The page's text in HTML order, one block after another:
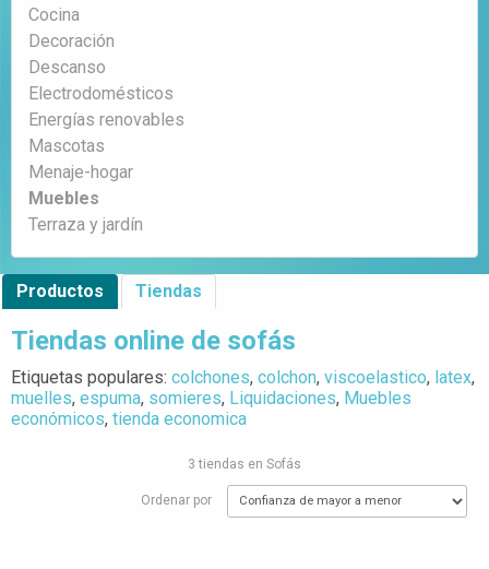
Cocina
Decoración
Descanso
Electrodomésticos
Energías renovables
Mascotas
Menaje-hogar
Muebles
Terraza y jardín
Productos Tiendas
Tiendas online de sofás
Etiquetas populares: colchones, colchon, viscoelastico, latex,
muelles, espuma, somieres, Liquidaciones, Muebles
económicos, tienda economica
3 tiendas en Sofás
Ordenar por